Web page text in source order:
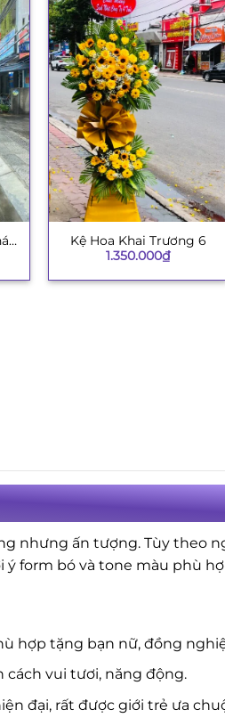
+
Kệ Hoa Khai Trương 6
1.350.000₫
nhưng ấn tượng. Tùy theo
ý form bó và tone màu phù
hợp tặng bạn nữ, đồng
cách vui tươi, năng động.
đại, rất được giới trẻ ưa